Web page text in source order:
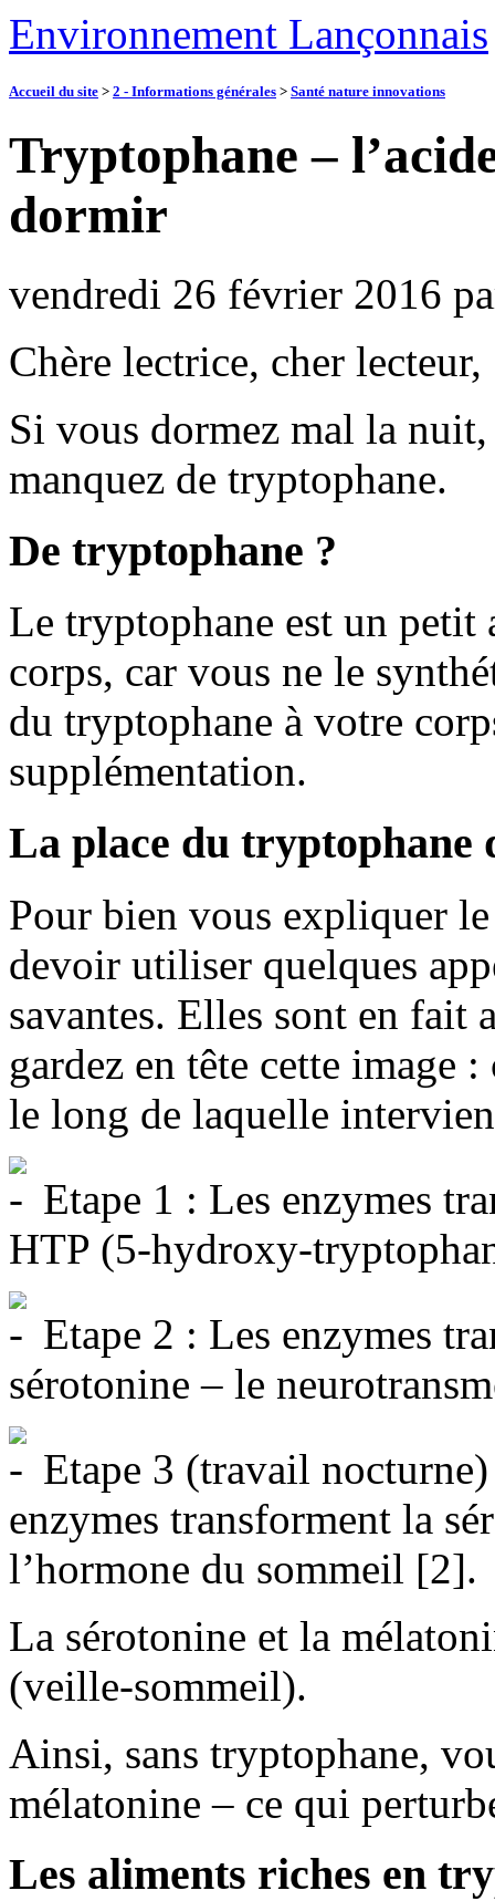
Environnement Lançonnais
Accueil du site > 2 - Informations générales > Santé nature innovations
Tryptophane –
dormir
vendredi 26 février 2016
Chère lectrice, cher lecteur,
Si vous dormez mal la nuit,
manquez de tryptophane.
De tryptophane ?
Le tryptophane est un petit
corps, car vous ne le
du tryptophane à votre
supplémentation.
La place du tryptophane
Pour bien vous expliquer
devoir utiliser quelques
savantes. Elles sont en fait
gardez en tête cette image
le long de laquelle
Etape 1 : Les enzymes
HTP (5-hydroxy-
Etape 2 : Les enzymes
sérotonine – le
Etape 3 (travail
enzymes transforment la
l’hormone du sommeil [2].
La sérotonine et la
(veille-sommeil).
Ainsi, sans tryptophane,
mélatonine – ce qui
Les aliments riches en